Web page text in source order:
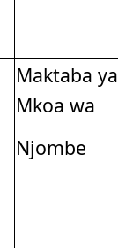
Maktaba ya
Mkoa wa
Njombe